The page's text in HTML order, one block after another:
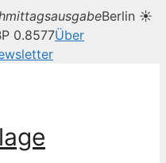
Berlin ☀
0.8577Über